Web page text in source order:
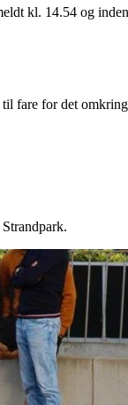
kl. 14.54 og
fare for det